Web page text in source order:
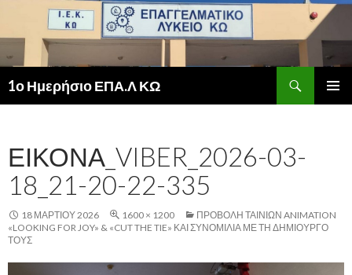
1ο Ημερήσιο ΕΠΑ.Λ ΚΩ
ΕΙΚΌΝΑ_VIBER_2026-03-
18_21-20-22-335
18 ΜΑΡΤΊΟΥ 2026 1600 × 1200
ΠΡΟΒΟΛΉ ΤΑΙΝΙΏΝ ANIMATION
«LOOKING FOR JOY» & «CUT THE TIE» ΚΑΙ ΣΥΝΟΜΙΛΊΑ ΜΕ ΤΗ ΔΗΜΙΟΥΡΓΌ
ΤΟΥΣ